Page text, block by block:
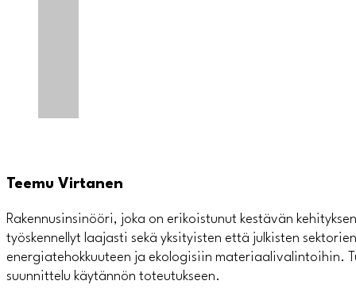
Teemu Virtanen
Rakennusinsinööri, joka on erikoistunut kestävän
työskennellyt laajasti sekä yksityisten että julkisten
energiatehokkuuteen ja ekologisiin materiaalivalintoihin.
suunnittelu käytännön toteutukseen.